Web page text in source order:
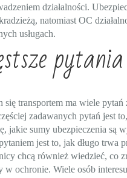
działalności.
natomiast OC
usługach.
transportem ma wiele
zadawanych pytań jest
jakie sumy ubezpieczenia są
jest to, jak długo trwa
chcą również wiedzieć, co
ochronie. Wiele osób